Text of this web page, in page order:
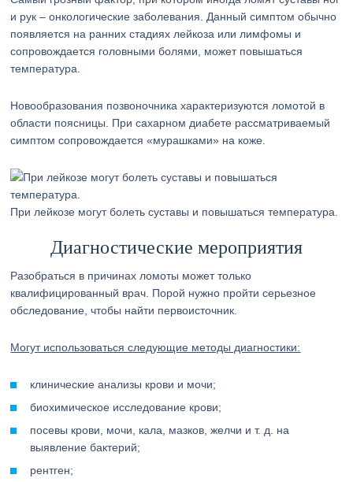
и рук – онкологические заболевания. Данный симптом обычно
появляется на ранних стадиях лейкоза или лимфомы и
сопровождается головными болями, может повышаться
температура.
Новообразования позвоночника характеризуются ломотой в
области поясницы. При сахарном диабете рассматриваемый
симптом сопровождается «мурашками» на коже.
При лейкозе могут болеть суставы и повышаться температура.
Диагностические мероприятия
Разобраться в причинах ломоты может только
квалифицированный врач. Порой нужно пройти серьезное
обследование, чтобы найти первоисточник.
Могут использоваться следующие методы диагностики:
клинические анализы крови и мочи;
биохимическое исследование крови;
посевы крови, мочи, кала, мазков, желчи и т. д. на
выявление бактерий;
рентген;